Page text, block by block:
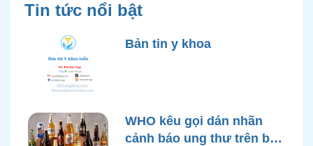
Tin tức nổi bật
Bản tin y khoa
WHO kêu gọi dán nhãn
cảnh báo ung thư trên bao